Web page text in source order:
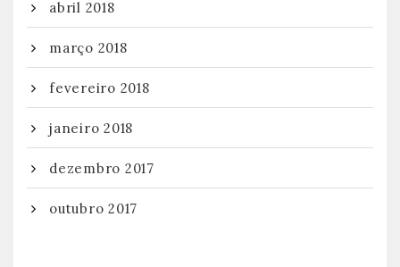
abril 2018
março 2018
fevereiro 2018
janeiro 2018
dezembro 2017
outubro 2017